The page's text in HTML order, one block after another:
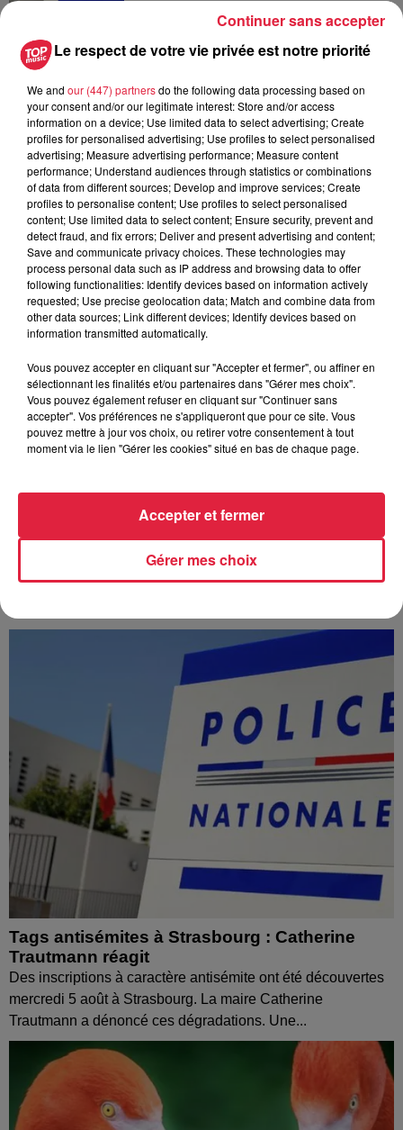
Au zoo de Mulhouse : rencontre
avec les flamants rouges
À découvrir également
À Hoerdt, de l’eau brune sort des robinets
Depuis plusieurs jours, des habitants de Hoerdt ont vu de
l’eau brune s’écouler de leurs robinets. Face aux
Tags antisémites à Strasbourg : Catherine
Trautmann réagit
Des inscriptions à caractère antisémite ont été découvertes
mercredi 5 août à Strasbourg. La maire Catherine
Trautmann a dénoncé ces dégradations. Une...
Le respect de votre vie privée est notre priorité
We and our (447) partnersdo the following data processing based on
your consent and/or our legitimate interest: Store and/or access
information on a device; Use limited data to select advertising; Create
profiles for personalised advertising; Use profiles to select personalised
advertising; Measure advertising performance; Measure content
performance; Understand audiences through statistics or combinations
of data from different sources; Develop and improve services; Create
profiles to personalise content; Use profiles to select personalised
content; Use limited data to select content; Ensure security, prevent and
detect fraud, and fix errors; Deliver and present advertising and content;
Save and communicate privacy choices. These technologies may
process personal data such as IP address and browsing data to offer
following functionalities: Identify devices based on information actively
requested; Use precise geolocation data; Match and combine data from
other data sources; Link different devices; Identify devices based on
information transmitted automatically.
Vous pouvez accepter en cliquant sur "Accepter et fermer", ou affiner en
sélectionnant les finalités et/ou partenaires dans "Gérer mes choix".
Vous pouvez également refuser en cliquant sur "Continuer sans
accepter". Vos préférences ne s'appliqueront que pour ce site. Vous
pouvez mettre à jour vos choix, ou retirer votre consentement à tout
moment via le lien "Gérer les cookies" situé en bas de chaque page.
Gérer mes choix
Accepter et fermer
Continuer sans accepter